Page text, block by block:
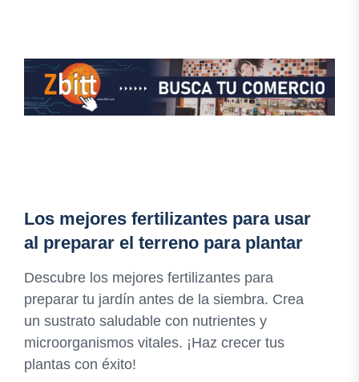
Los mejores fertilizantes para usar
al preparar el terreno para plantar
Descubre los mejores fertilizantes para
preparar tu jardín antes de la siembra. Crea
un sustrato saludable con nutrientes y
microorganismos vitales. ¡Haz crecer tus
plantas con éxito!